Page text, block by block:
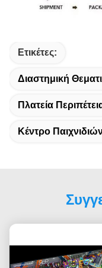
Ετικέτες:
Διαστημική
Πλατεία
Κέντρο